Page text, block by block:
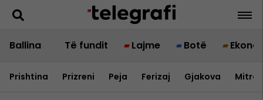
Ballina Të fundit Lajme Botë
Prishtina Prizreni Peja Ferizaj Gjakova